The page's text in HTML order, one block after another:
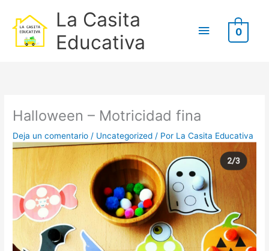
contenido
La Casita
Educativa
principal
0
Halloween – Motricidad fina
Deja un comentario / Uncategorized / Por La Casita Educativa
u
o
r
: